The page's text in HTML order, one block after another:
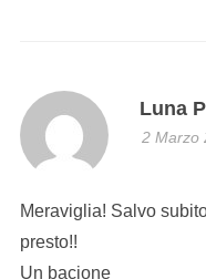
Luna
2 Marzo
Meraviglia! Salvo
presto!!
Un bacione